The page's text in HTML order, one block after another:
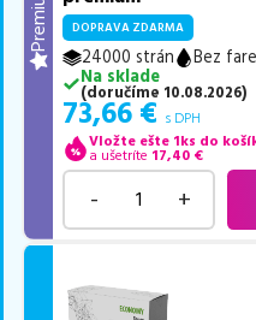
Premium DOPRAVA ZDARMA
24000 strán
Bez
Na sklade
(doručíme 10.08.2026)
73,66 € s DPH
Vložte ešte 1ks do
a ušetríte 17,40 €
- +